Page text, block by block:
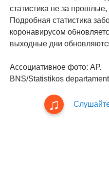
статистика не за
Подробная статистика
коронавирусом
выходные дни
Ассоциативное фото: АР.
BNS/Statistikos